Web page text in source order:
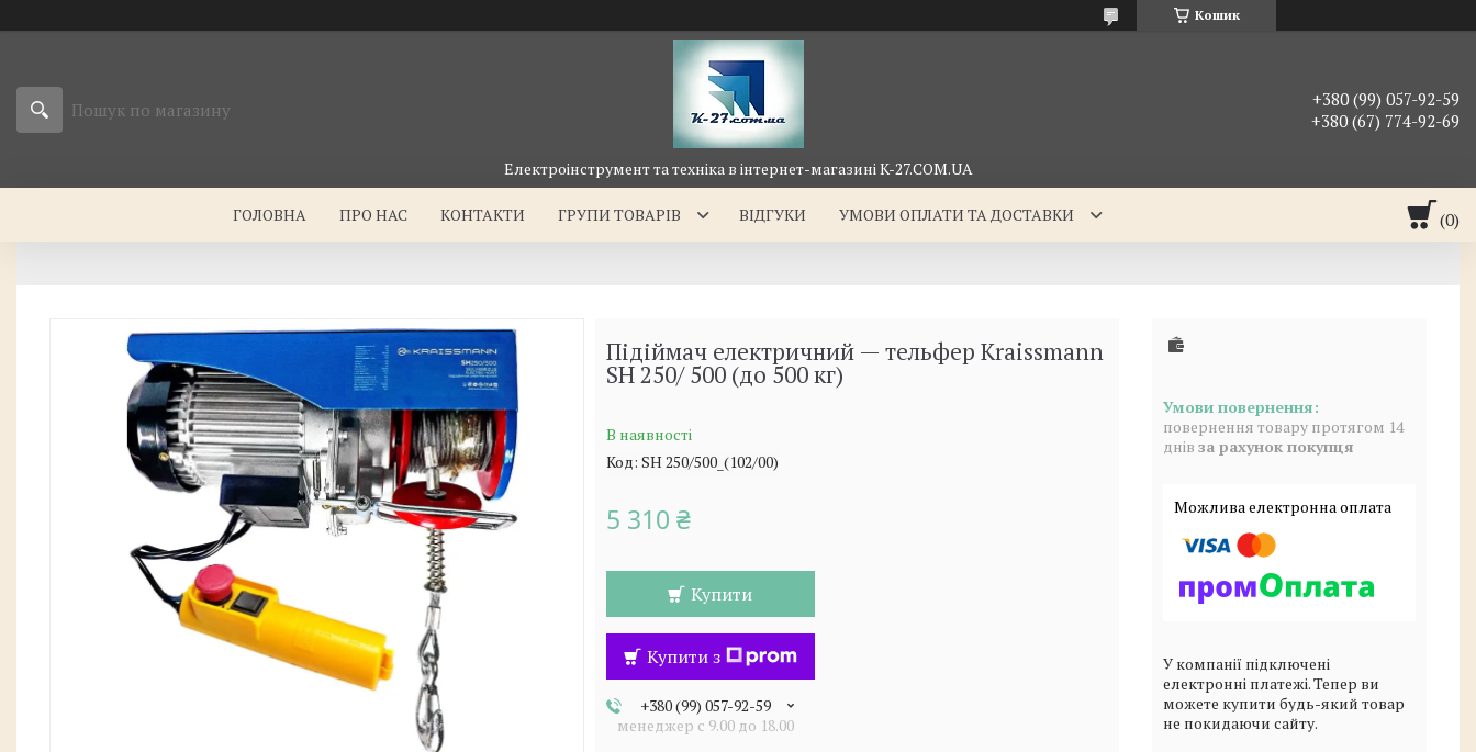
Кошик
Електроінструмент та техніка в інтернет-магазині K-27.COM.UA
+380 (99) 057-92-59
+380 (67) 774-92-69
ГОЛОВНА ПРО НАС КОНТАКТИ ГРУПИ ТОВАРІВ ВІДГУКИ УМОВИ ОПЛАТИ ТА ДОСТАВКИ
Підіймач електричний — тельфер Kraissmann
SH 250/ 500 (до 500 кг)
В наявності
Код: SH 250/500_(102/00)
5 310 ₴
Купити
Купити з
+380 (99) 057-92-59
менеджер c 9.00 до 18.00
повернення товару протягом 14
днів за рахунок покупця
У компанії підключені
електронні платежі. Тепер ви
можете купити будь-який товар
не покидаючи сайту.